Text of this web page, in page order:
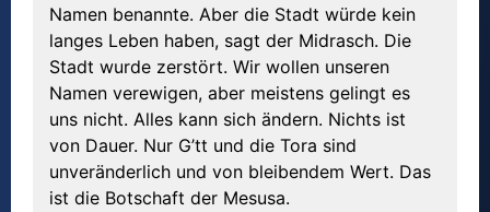
Namen benannte. Aber die Stadt würde kein
langes Leben haben, sagt der Midrasch. Die
Stadt wurde zerstört. Wir wollen unseren
Namen verewigen, aber meistens gelingt es
uns nicht. Alles kann sich ändern. Nichts ist
von Dauer. Nur G’tt und die Tora sind
unveränderlich und von bleibendem Wert. Das
ist die Botschaft der Mesusa.